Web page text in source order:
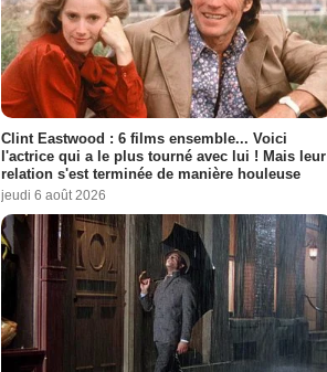
Clint Eastwood : 6 films ensemble... Voici
l'actrice qui a le plus tourné avec lui ! Mais leur
relation s'est terminée de manière houleuse
jeudi 6 août 2026